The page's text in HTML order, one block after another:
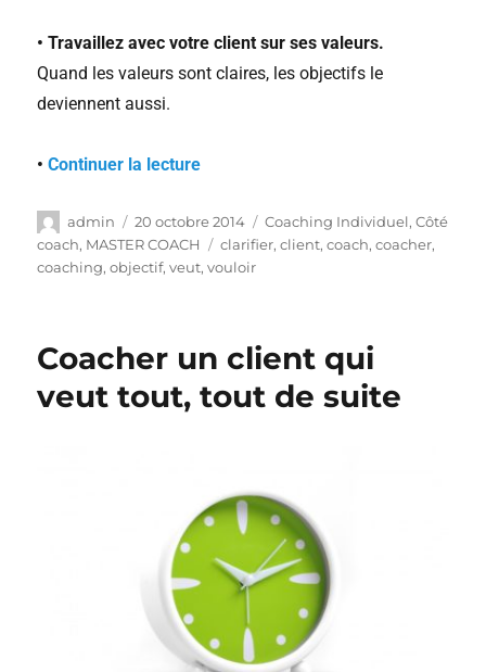
• Travaillez avec votre client sur ses valeurs.
Quand les valeurs sont claires, les objectifs le
deviennent aussi.
•Continuer la lecture
admin 20 octobre 2014 Coaching Individuel,Côté
coach, MASTER COACH clarifier,client,coach,coacher,
coaching,objectif,veut,vouloir
Coacher un client qui
veut tout, tout de suite